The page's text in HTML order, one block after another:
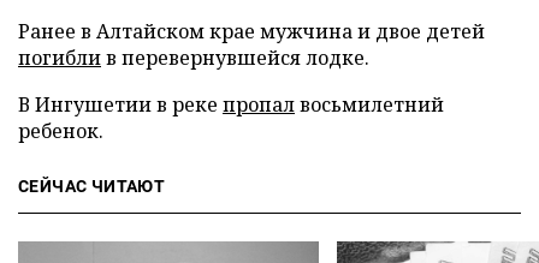
Ранее в Алтайском крае мужчина и двое детей
погиблив перевернувшейся лодке.
В Ингушетии в реке пропалвосьмилетний
ребенок.
СЕЙЧАС ЧИТАЮТ